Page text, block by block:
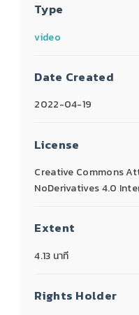
Type
video
Date Created
2022-04-19
License
Creative Commons
NoDerivatives 4.0
Extent
4.13 นาที
Rights Holder